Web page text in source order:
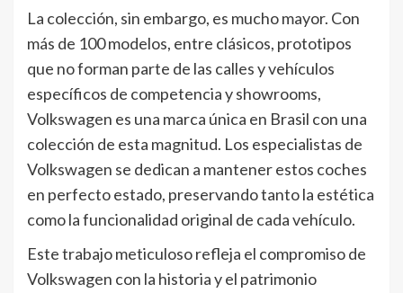
La colección, sin embargo, es mucho mayor. Con
más de 100 modelos, entre clásicos, prototipos
que no forman parte de las calles y vehículos
específicos de competencia y showrooms,
Volkswagen es una marca única en Brasil con una
colección de esta magnitud. Los especialistas de
Volkswagen se dedican a mantener estos coches
en perfecto estado, preservando tanto la estética
como la funcionalidad original de cada vehículo.
Este trabajo meticuloso refleja el compromiso de
Volkswagen con la historia y el patrimonio